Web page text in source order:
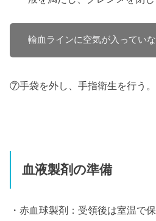
輸血ラインに空気が入ってい
⑦手袋を外し、手指衛生を行う。
血液製剤の準備
・赤血球製剤：受領後は室温で